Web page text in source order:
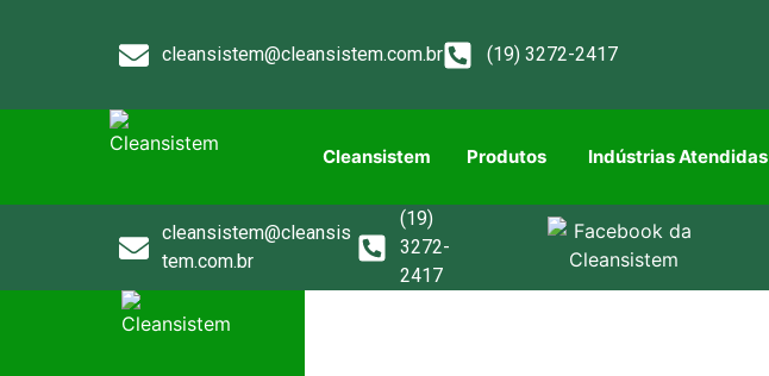
cleansistem@cleansistem.com.br (19) 3272-2417
Cleansistem Produtos Indústrias Atendidas
cleansistem@cleansis
tem.com.br
(19)
3272-
2417